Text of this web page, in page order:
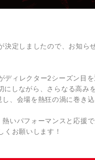
決定しましたので、お知ら
ディレクター2シーズン目
にしながら、さらなる高み
、会場を熱狂の渦に巻き
いパフォーマンスと応援
お願いします！